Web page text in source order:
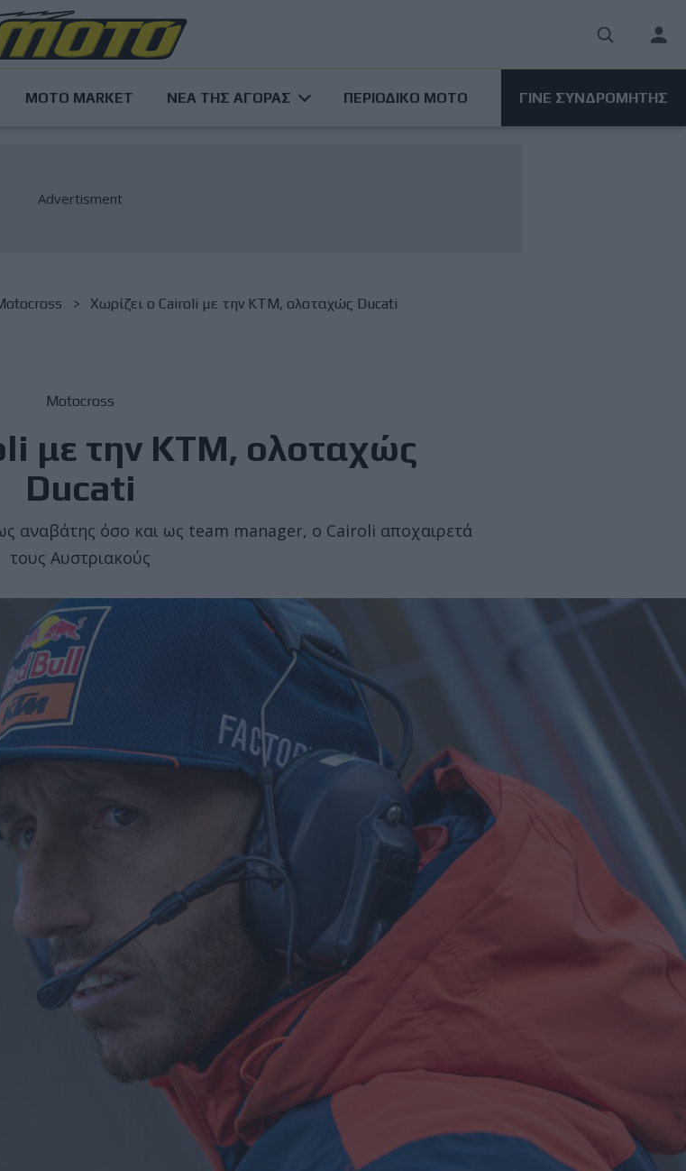
User
MOTO MARKET ΝΕΑ ΤΗΣ ΑΓΟΡΑΣ ΠΕΡΙΟΔΙΚΟ ΜΟΤΟ ΓΙΝΕ ΣΥΝΔΡΟΜΗΤΗΣ
Χωρίζει ο Cairoli με την KTM, ολοταχώς Ducati
Motocross
με την KTM, ολοταχώς
Ducati
αναβάτης όσο και ως team manager, ο Cairoli αποχαιρετά
τους Αυστριακούς